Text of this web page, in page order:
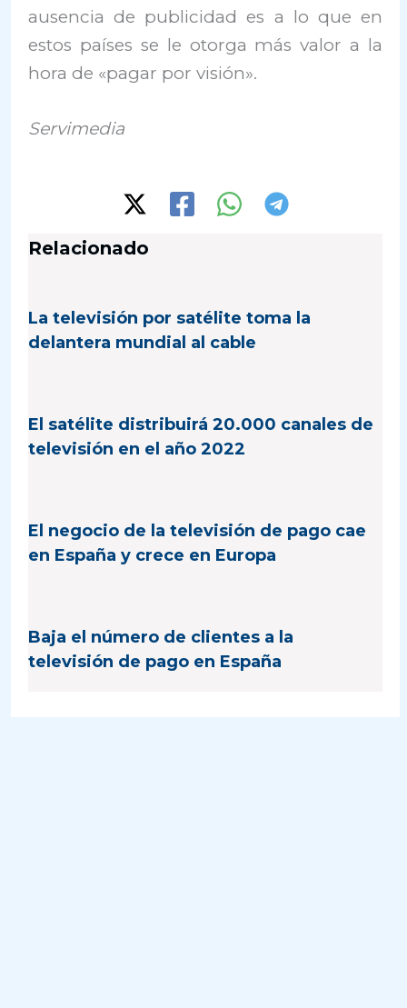
ausencia de publicidad es a lo que en
estos países se le otorga más valor a la
hora de «pagar por visión».
Servimedia
Relacionado
La televisión por satélite toma la
delantera mundial al cable
El satélite distribuirá 20.000 canales de
televisión en el año 2022
El negocio de la televisión de pago cae
en España y crece en Europa
Baja el número de clientes a la
televisión de pago en España